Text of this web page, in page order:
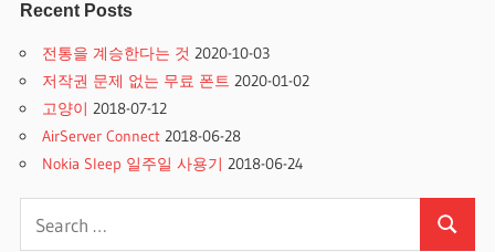
Recent Posts
전통을 계승한다는 것 2020-10-03
저작권 문제 없는 무료 폰트 2020-01-02
고양이 2018-07-12
AirServer Connect 2018-06-28
Nokia Sleep 일주일 사용기 2018-06-24
for:
Search